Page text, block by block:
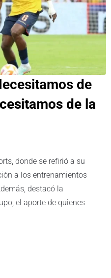
de
de la
donde se refirió a su
a los entrenamientos
destacó la
el aporte de quienes